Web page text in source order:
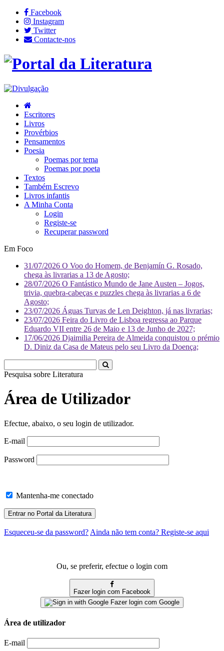
Facebook
Instagram
Twitter
Contacte-nos
Escritores
Livros
Provérbios
Pensamentos
Poesia
Poemas por tema
Poemas por poeta
Textos
Também Escrevo
Livros infantis
A Minha Conta
Login
Registe-se
Recuperar password
Em Foco
31/07/2026 O Voo do Homem, de Benjamín G. Rosado,
chega às livrarias a 13 de Agosto;
28/07/2026 O Fantástico Mundo de Jane Austen – Jogos,
trivia, quebra-cabeças e puzzles chega às livrarias a 6 de
Agosto;
23/07/2026 Águas Turvas de Len Deighton, já nas livrarias;
23/07/2026 Feira do Livro de Lisboa regressa ao Parque
Eduardo VII entre 26 de Maio e 13 de Junho de 2027;
17/06/2026 Djaimilia Pereira de Almeida conquistou o prémio
D. Diniz da Casa de Mateus pelo seu Livro da Doença;
Pesquisa sobre Literatura
Área de Utilizador
Efectue, abaixo, o seu login de utilizador.
E-mail
Password
Mantenha-me conectado
Esqueceu-se da password? Ainda não tem conta? Registe-se aqui
Ou, se preferir, efectue o login com
Fazer login com Facebook
Fazer login com Google
Área de utilizador
E-mail